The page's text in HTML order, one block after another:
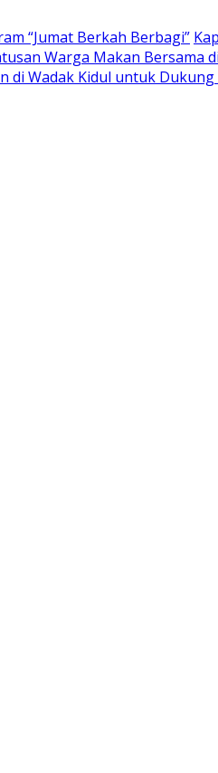
“Jumat Berkah Berbagi”
Warga Makan Bersama
Wadak Kidul untuk